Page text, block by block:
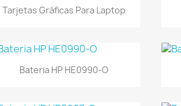
Vista rápida
Tarjetas Gráficas Para Laptop
Vista rápida
Bateria HP HE0990-O